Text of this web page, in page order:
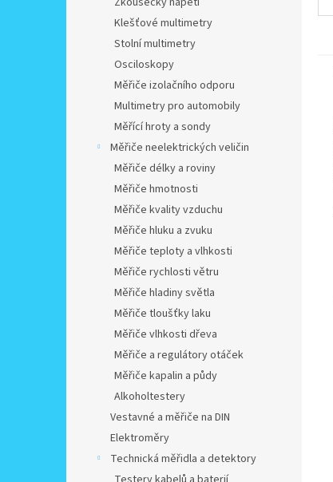
Klešťové multimetry
Stolní multimetry
Osciloskopy
Měřiče izolačního odporu
Multimetry pro automobily
Měřící hroty a sondy
Měřiče neelektrických veličin
Měřiče délky a roviny
Měřiče hmotnosti
Měřiče kvality vzduchu
Měřiče hluku a zvuku
Měřiče teploty a vlhkosti
Měřiče rychlosti větru
Měřiče hladiny světla
Měřiče tloušťky laku
Měřiče vlhkosti dřeva
Měřiče a regulátory otáček
Měřiče kapalin a půdy
Alkoholtestery
Vestavné a měřiče na DIN
Elektroměry
Technická měřidla a detektory